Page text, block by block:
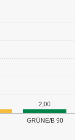
GRÜNE/B 90
2,00